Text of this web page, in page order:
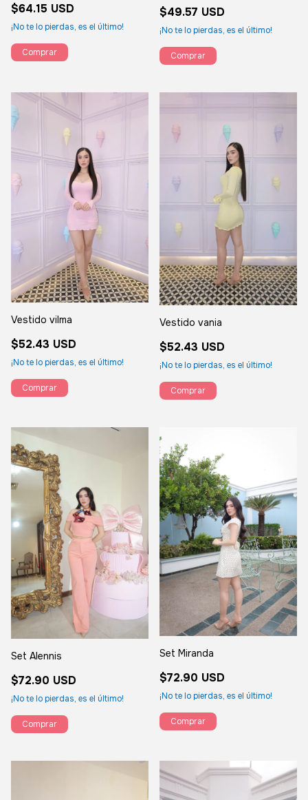
$64.15 USD
¡No te lo pierdas, es el último!
Comprar
$49.57 USD
¡No te lo pierdas, es el último!
Comprar
Vestido vilma
$52.43 USD
¡No te lo pierdas, es el último!
Comprar
Vestido vania
$52.43 USD
¡No te lo pierdas, es el último!
Comprar
Set Alennis
$72.90 USD
¡No te lo pierdas, es el último!
Comprar
Set Miranda
$72.90 USD
¡No te lo pierdas, es el último!
Comprar